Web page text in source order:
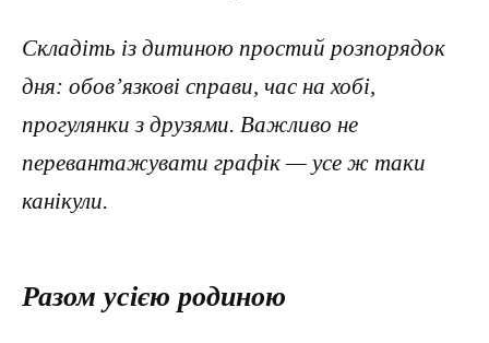
Складіть із дитиною простий розпорядок
дня: обов’язкові справи, час на хобі,
прогулянки з друзями. Важливо не
перевантажувати графік — усе ж таки
канікули.
Разом усією родиною